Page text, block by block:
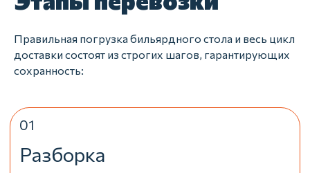
Правильная погрузка бильярдного стола и весь цикл
доставки состоят из строгих шагов, гарантирующих
сохранность:
Упаковка элементов бильярдных систем.
картоном.
Погрузка
крепкий такелаж для огромного камня
ардезии.